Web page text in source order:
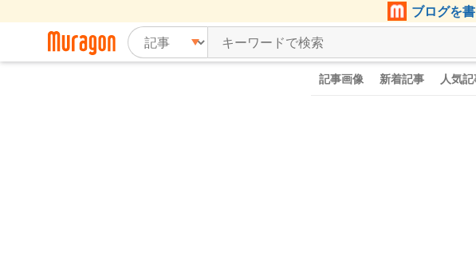
ブログを
記事画像 新着記事 人気